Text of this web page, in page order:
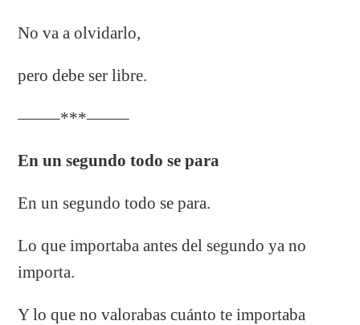
No va a olvidarlo,
pero debe ser libre.
——–***——–
En un segundo todo se para
En un segundo todo se para.
Lo que importaba antes del segundo ya no
importa.
Y lo que no valorabas cuánto te importaba